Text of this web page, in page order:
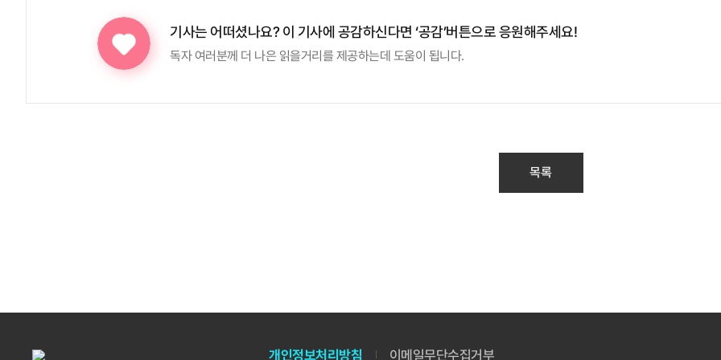
기사는 어떠셨나요?이 기사에 공감하신다면 ‘공감’버튼으로 응원해주세요!
독자 여러분께 더 나은 읽을거리를 제공하는데 도움이 됩니다.
목록
개인정보처리방침 이메일무단수집거부